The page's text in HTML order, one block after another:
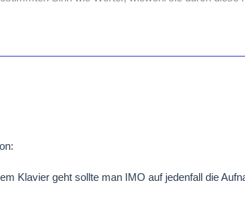
Klavier geht sollte man IMO auf jedenfall die